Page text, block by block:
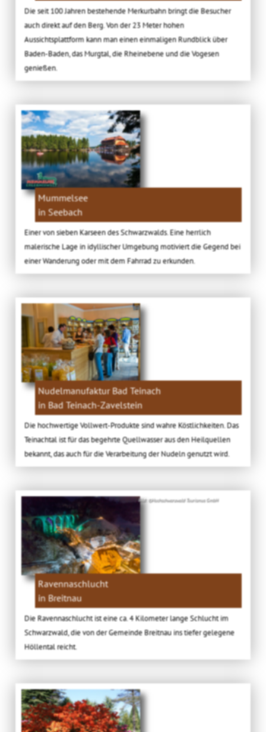
Die seit 100 Jahren bestehende Merkurbahn bringt die Besucher
auch direkt auf den Berg. Von der 23 Meter hohen
Aussichtsplattform kann man einen einmaligen Rundblick über
Baden-Baden, das Murgtal, die Rheinebene und die Vogesen
genießen.
Mummelsee
in Seebach
Einer von sieben Karseen des Schwarzwalds. Eine herrlich
malerische Lage in idyllischer Umgebung motiviert die Gegend bei
einer Wanderung oder mit dem Fahrrad zu erkunden.
Nudelmanufaktur Bad Teinach
in Bad Teinach-Zavelstein
Die hochwertige Vollwert-Produkte sind wahre Köstlichkeiten. Das
Teinachtal ist für das begehrte Quellwasser aus den Heilquellen
bekannt, das auch für die Verarbeitung der Nudeln genutzt wird.
Bild: ©Hochschwarzwald Tourismus GmbH
Ravennaschlucht
in Breitnau
Die Ravennaschlucht ist eine ca. 4 Kilometer lange Schlucht im
Schwarzwald, die von der Gemeinde Breitnau ins tiefer gelegene
Höllental reicht.